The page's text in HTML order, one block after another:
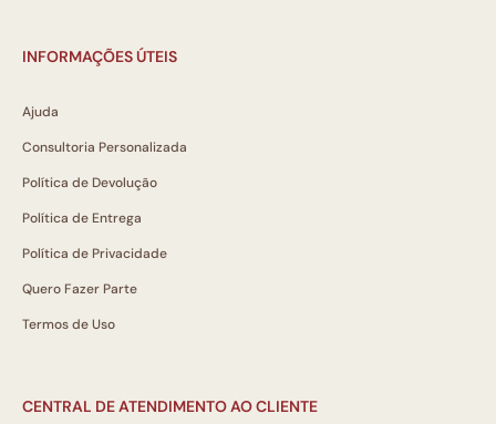
INFORMAÇÕES ÚTEIS
Ajuda
Consultoria Personalizada
Política de Devolução
Política de Entrega
Política de Privacidade
Quero Fazer Parte
Termos de Uso
CENTRAL DE ATENDIMENTO AO CLIENTE